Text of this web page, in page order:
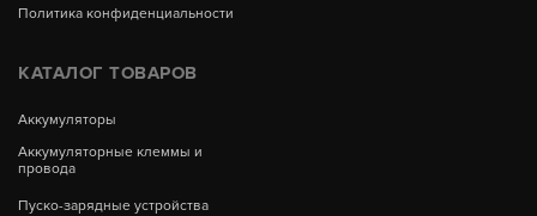
Политика конфиденциальности
КАТАЛОГ ТОВАРОВ
Аккумуляторы
Аккумуляторные клеммы и
провода
Пуско-зарядные устройства